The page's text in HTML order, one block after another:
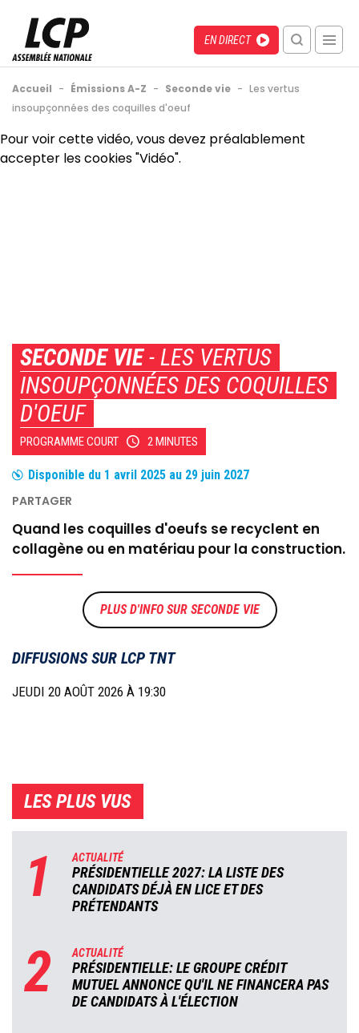
contenu
principal
Menu
recherche
mobile
Direct
EN DIRECT
Fil
d'Ariane
Accueil - Émissions A-Z - Seconde vie - Les vertus
insoupçonnées des coquilles d'oeuf
Back
to
Pour voir cette vidéo, vous devez préalablement
accepter les cookies "Vidéo".
SECONDE VIE- LES VERTUS
INSOUPÇONNÉES DES COQUILLES
D'OEUF
PROGRAMME COURT 2 MINUTES
Disponible du 1 avril 2025 au 29 juin 2027
Quand les coquilles d'oeufs se recyclent en
collagène ou en matériau pour la construction.
SECONDE VIE
DIFFUSIONS SUR LCP TNT
JEUDI 20 AOÛT 2026 À 19:30
LES PLUS VUS
1 ACTUALITÉ
PRÉSIDENTIELLE 2027: LA LISTE DES
CANDIDATS DÉJÀ EN LICE ET DES
PRÉTENDANTS
2 ACTUALITÉ
PRÉSIDENTIELLE: LE GROUPE CRÉDIT
MUTUEL ANNONCE QU'IL NE FINANCERA PAS
DE CANDIDATS À L'ÉLECTION